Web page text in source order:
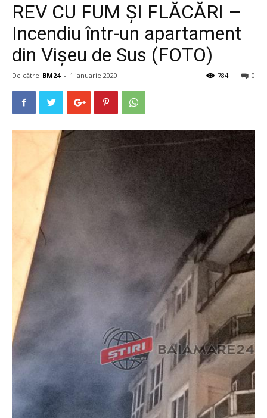
REV CU FUM ȘI FLĂCĂRI –
Incendiu într-un apartament
din Vișeu de Sus (FOTO)
De către BM24 - 1 ianuarie 2020 0
784